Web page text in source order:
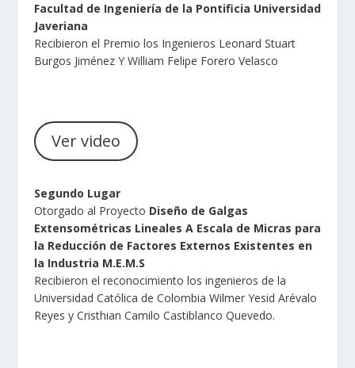
Facultad de Ingeniería de la Pontificia Universidad
Javeriana
Recibieron el Premio los Ingenieros Leonard Stuart
Burgos Jiménez Y William Felipe Forero Velasco
Ver video
Segundo Lugar
Otorgado al Proyecto Diseño de Galgas
Extensométricas Lineales A Escala de Micras para
la Reducción de Factores Externos Existentes en
la Industria M.E.M.S
Recibieron el reconocimiento los ingenieros de la
Universidad Católica de Colombia Wilmer Yesid Arévalo
Reyes y Cristhian Camilo Castiblanco Quevedo.